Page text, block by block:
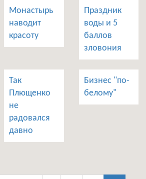
Монастырь
наводит
красоту
Праздник
воды и 5
баллов
зловония
Так
Плющенко
не
радовался
давно
Бизнес "по-
белому"